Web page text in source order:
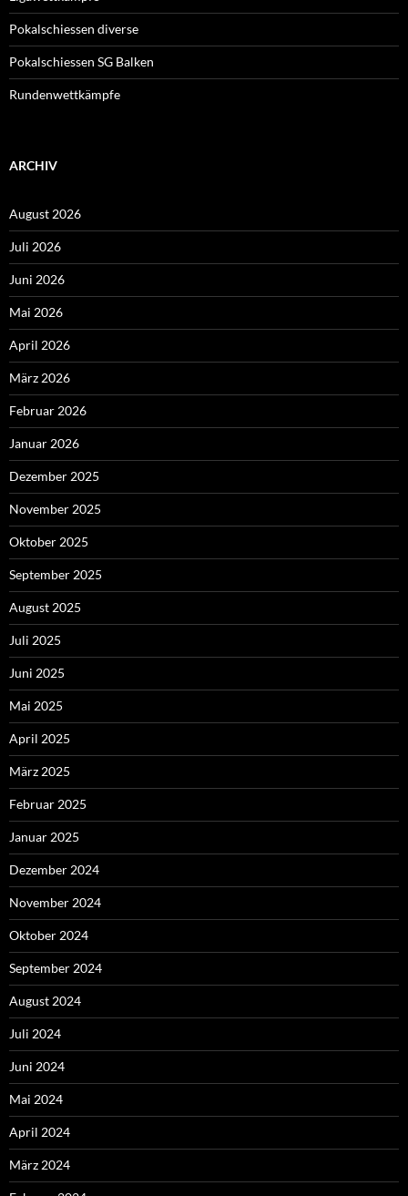
Pokalschiessen diverse
Pokalschiessen SG Balken
Rundenwettkämpfe
ARCHIV
August 2026
Juli 2026
Juni 2026
Mai 2026
April 2026
März 2026
Februar 2026
Januar 2026
Dezember 2025
November 2025
Oktober 2025
September 2025
August 2025
Juli 2025
Juni 2025
Mai 2025
April 2025
März 2025
Februar 2025
Januar 2025
Dezember 2024
November 2024
Oktober 2024
September 2024
August 2024
Juli 2024
Juni 2024
Mai 2024
April 2024
März 2024